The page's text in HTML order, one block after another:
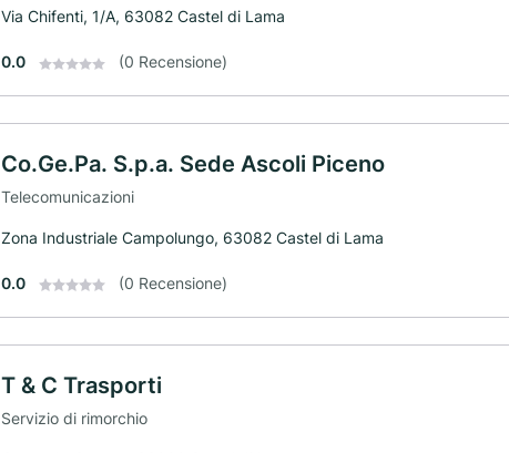
Via Chifenti, 1/A, 63082 Castel di Lama
0.0 (0 Recensione)
Co.Ge.Pa. S.p.a. Sede Ascoli Piceno
Telecomunicazioni
Zona Industriale Campolungo, 63082 Castel di Lama
0.0 (0 Recensione)
T & C Trasporti
Servizio di rimorchio